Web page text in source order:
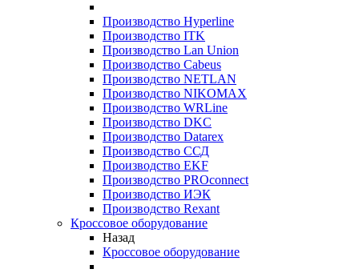
Производство Hyperline
Производство ITK
Производство Lan Union
Производство Cabeus
Производство NETLAN
Производство NIKOMAX
Производство WRLine
Производство DKC
Производство Datarex
Производство ССД
Производство EKF
Производство PROconnect
Производство ИЭК
Производство Rexant
Кроссовое оборудование
Назад
Кроссовое оборудование